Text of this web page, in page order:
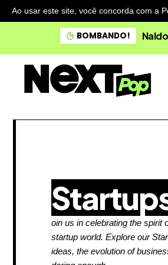
Ao usar este site, você concorda com a
BOMBANDO!
oin us in celebrating the spirit
startup world. Explore our
ideas, the evolution of